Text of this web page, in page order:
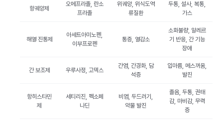
항궤양제
오메프라졸, 란소
프라졸
위궤양, 위식도역
류질환
두통, 설사, 복통,
가스
해열 진통제
아세트아미노펜,
이부프로펜
통증, 열감소
소화불량, 알레르
기 반응, 간 기능
장애
간 보조제 우루사정, 고덱스
간염, 간경화, 담
석증
입마름, 메스꺼움,
발진
항히스타민
제
세티리진, 펙소페
나딘
비염, 두드러기,
약물 발진
졸음, 두통, 권태
감, 마비감, 무력
증